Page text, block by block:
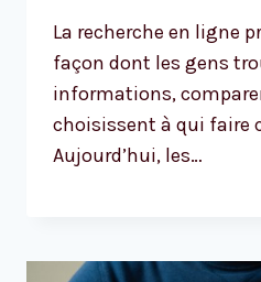
La recherche en ligne
façon dont les gens
informations,
choisissent à qui faire
Aujourd’hui, les…